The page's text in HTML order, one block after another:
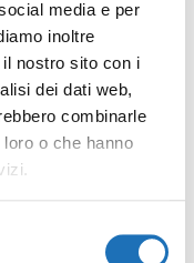
media e per
inoltre
nostro sito con i
dei dati web,
combinarle
o che hanno
the most of